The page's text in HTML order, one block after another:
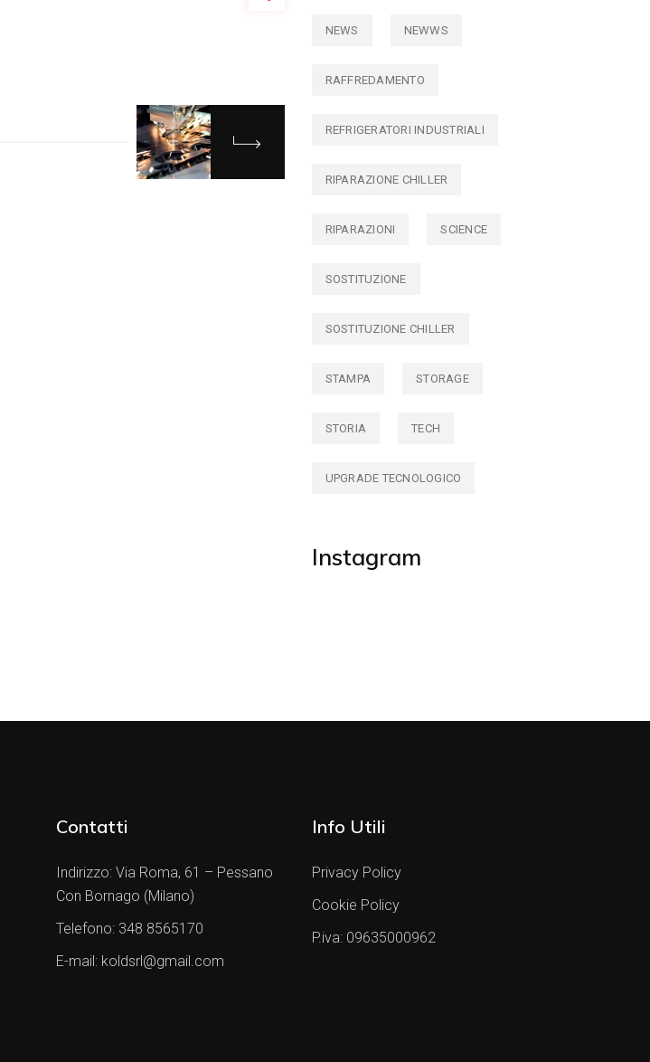
NEWS NEWWS
RAFFREDAMENTO
REFRIGERATORI INDUSTRIALI
RIPARAZIONE CHILLER
RIPARAZIONI SCIENCE
SOSTITUZIONE
SOSTITUZIONE CHILLER
STAMPA STORAGE
STORIA TECH
UPGRADE TECNOLOGICO
Instagram
Contatti
Indirizzo: Via Roma, 61 – Pessano
Con Bornago (Milano)
Telefono: 348 8565170
E-mail: koldsrl@gmail.com
Info Utili
Privacy Policy
Cookie Policy
P.iva: 09635000962